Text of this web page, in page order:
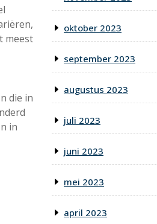
meest
die in
in
oktober 2023
september 2023
augustus 2023
juli 2023
juni 2023
mei 2023
april 2023